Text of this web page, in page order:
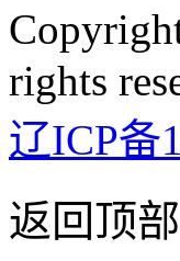
rights
辽ICP备
返回顶部